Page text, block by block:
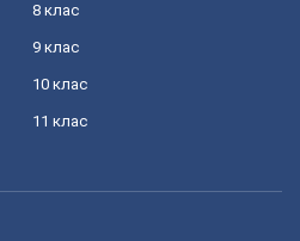
8 клас
9 клас
10 клас
11 клас